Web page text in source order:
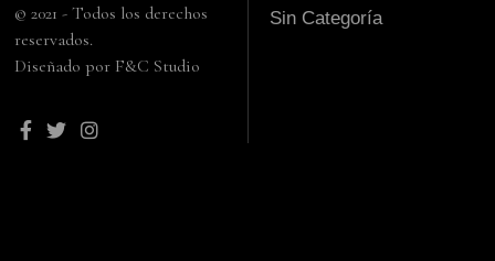
© 2021 - Todos los derechos
reservados.
Diseñado por F&C Studio
Sin Categoría